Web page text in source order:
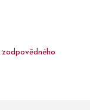
zodpovědného